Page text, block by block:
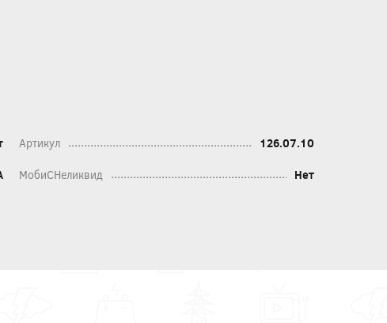
Артикул 126.07.10
МобиСНеликвид Нет